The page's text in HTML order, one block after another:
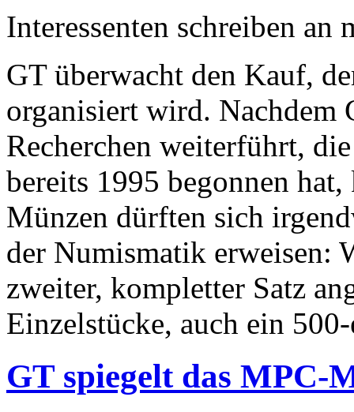
Interessenten schreiben
GT überwacht den Kauf,
organisiert wird. Nachdem
Recherchen weiterführt,
bereits 1995 begonnen
Münzen dürften sich
der Numismatik erweisen:
zweiter, kompletter Satz
Einzelstücke, auch ein
GT spiegelt das MPC-